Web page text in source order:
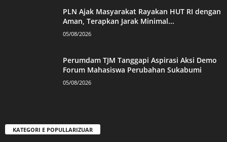
PLN Ajak Masyarakat Rayakan HUT RI dengan
Aman, Terapkan Jarak Minimal...
05/08/2026
Perumdam TJM Tanggapi Aspirasi Aksi Demo
Forum Mahasiswa Perubahan Sukabumi
05/08/2026
KATEGORI E POPULLARIZUAR